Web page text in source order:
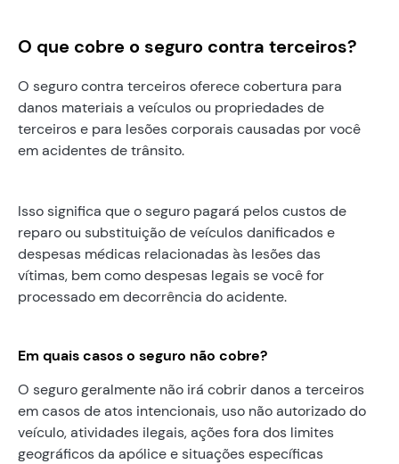
O que cobre o seguro contra terceiros?
O seguro contra terceiros oferece cobertura para
danos materiais a veículos ou propriedades de
terceiros e para lesões corporais causadas por você
em acidentes de trânsito.
Isso significa que o seguro pagará pelos custos de
reparo ou substituição de veículos danificados e
despesas médicas relacionadas às lesões das
vítimas, bem como despesas legais se você for
processado em decorrência do acidente.
Em quais casos o seguro não cobre?
O seguro geralmente não irá cobrir danos a terceiros
em casos de atos intencionais, uso não autorizado do
veículo, atividades ilegais, ações fora dos limites
geográficos da apólice e situações específicas